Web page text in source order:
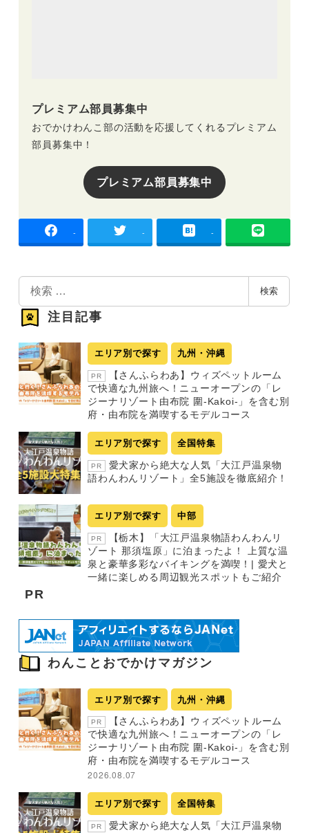
プレミアム部員募集中
おでかけわんこ部の活動を応援してくれるプレミアム
部員募集中！
プレミアム部員募集中
- - -
検
索
検索
注目記事
エリア別で探す 九州・沖縄
PR
【さんふらわあ】ウィズペットルーム
で快適な九州旅へ！ニューオープンの「レ
ジーナリゾート由布院 圍-Kakoi-」を含む別
府・由布院を満喫するモデルコース
エリア別で探す 全国特集
PR
愛犬家から絶大な人気「大江戸温泉物
語わんわんリゾート」全5施設を徹底紹介！
エリア別で探す 中部
PR
【栃木】「大江戸温泉物語わんわんリ
ゾート 那須塩原」に泊まったよ！ 上質な温
泉と豪華多彩なバイキングを満喫！| 愛犬と
一緒に楽しめる周辺観光スポットもご紹介
PR
わんことおでかけマガジン
エリア別で探す 九州・沖縄
PR
【さんふらわあ】ウィズペットルーム
で快適な九州旅へ！ニューオープンの「レ
ジーナリゾート由布院 圍-Kakoi-」を含む別
府・由布院を満喫するモデルコース
2026.08.07
エリア別で探す 全国特集
PR 愛犬家から絶大な人気「大江戸温泉物